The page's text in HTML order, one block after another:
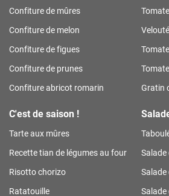
Confiture de mûres
Confiture de melon
Confiture de figues
Confiture de prunes
Confiture abricot romarin
Gratin
C'est de saison !
Tarte aux mûres
Recette tian de légumes au four
Risotto chorizo
Ratatouille
Salade